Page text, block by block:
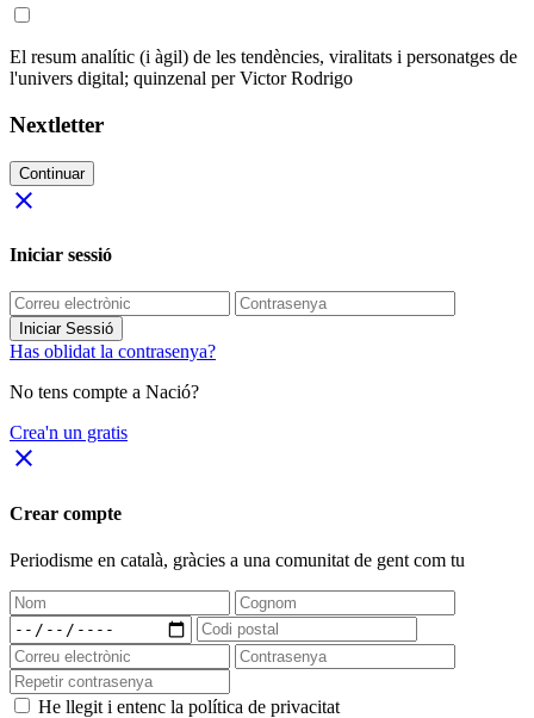
El resum analític (i àgil) de les tendències, viralitats i personatges de
l'univers digital; quinzenal per Victor Rodrigo
Nextletter
Continuar
close
Iniciar sessió
Iniciar Sessió
Has oblidat la contrasenya?
No tens compte a Nació?
Crea'n un gratis
close
Crear compte
Periodisme en català, gràcies a una comunitat de gent com tu
He llegit i entenc la política de privacitat